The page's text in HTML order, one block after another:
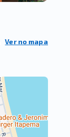
Ver no mapa